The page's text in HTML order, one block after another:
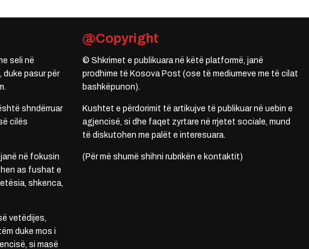
seli në
duke pasur për
shndërruar
cilës
në fokusin
as fushat e
shkenca,
vetëdijes,
duke mos i
si masë
@Copyright
© Shkrimet e publikuara në këtë platformë, janë
prodhime të Kosova Post (ose të mediumeve me të cilat
bashkëpunon).
Kushtet e përdorimit të artikujve të publikuar në uebin e
agjencisë, si dhe faqet zyrtare në rrjetet sociale, mund
të diskutohen me palët e interesuara.
(Për më shumë shihni rubrikën e kontaktit)